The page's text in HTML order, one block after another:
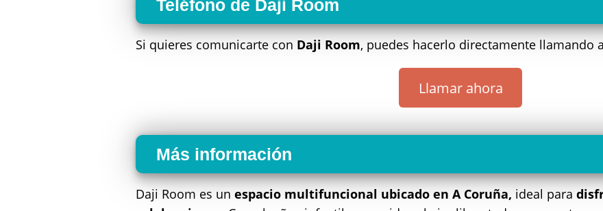
Teléfono de Daji Room
Si quieres comunicarte con Daji Room, puedes hacerlo directamente llamando
Llamar ahora
Más información
Daji Room es un espacio multifuncional ubicado en A Coruña, ideal para